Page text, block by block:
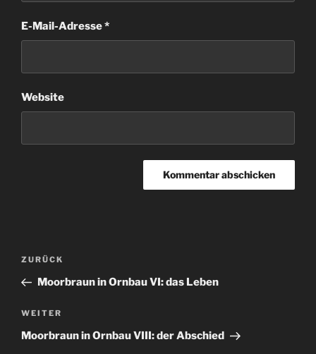
E-Mail-Adresse*
Website
Beitragsnavigation
Vorheriger
Beitrag
ZURÜCK
Moorbraun in Ornbau VI: das Leben
Nächster
Beitrag
WEITER
Moorbraun in Ornbau VIII: der Abschied